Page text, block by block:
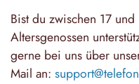
Bist du zwischen 17
Altersgenossen
gerne bei uns über
Mail an: